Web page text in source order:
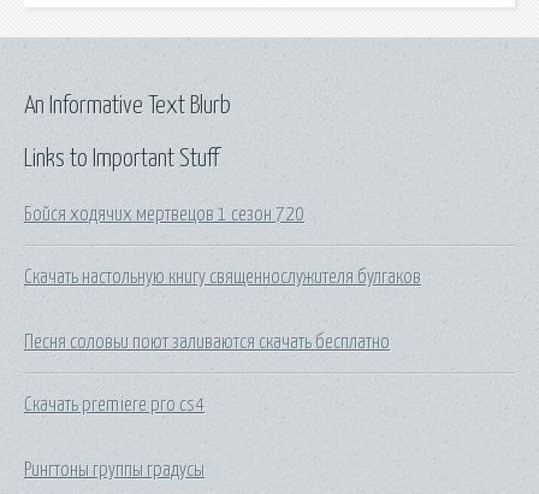
Links to Important Stuff
Бойся ходячих мертвецов 1 сезон 720
Скачать настольную книгу священнослужителя булгаков
Песня соловьи поют заливаются скачать бесплатно
Скачать premiere pro cs4
Рингтоны группы градусы
An Informative Text Blurb